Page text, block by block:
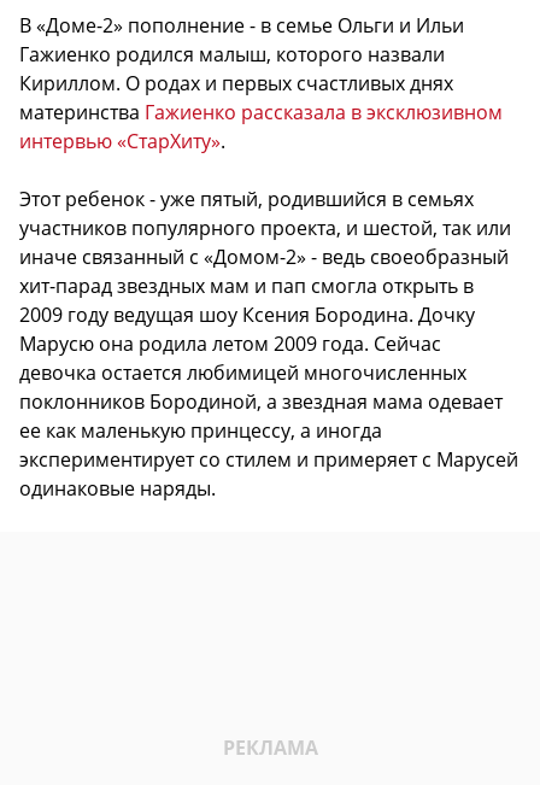
В «Доме-2» пополнение - в семье Ольги и Ильи
Гажиенко родился малыш, которого назвали
Кириллом. О родах и первых счастливых днях
материнства Гажиенко рассказала в эксклюзивном
интервью «СтарХиту».
Этот ребенок - уже пятый, родившийся в семьях
участников популярного проекта, и шестой, так или
иначе связанный с «Домом-2» - ведь своеобразный
хит-парад звездных мам и пап смогла открыть в
2009 году ведущая шоу Ксения Бородина. Дочку
Марусю она родила летом 2009 года. Сейчас
девочка остается любимицей многочисленных
поклонников Бородиной, а звездная мама одевает
ее как маленькую принцессу, а иногда
экспериментирует со стилем и примеряет с Марусей
одинаковые наряды.